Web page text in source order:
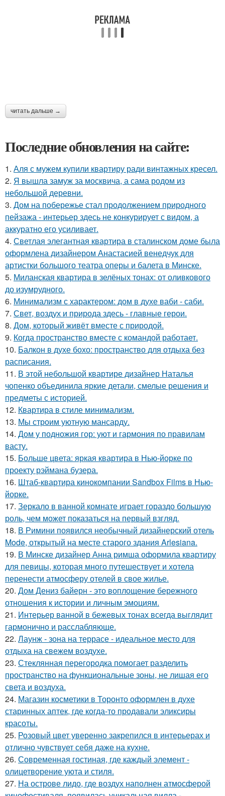
читать дальше →
Последние обновления на сайте:
1. Аля с мужем купили квартиру ради винтажных кресел.
2. Я вышла замуж за москвича, а сама родом из
небольшой деревни.
3. Дом на побережье стал продолжением природного
пейзажа - интерьер здесь не конкурирует с видом, а
аккуратно его усиливает.
4. Светлая элегантная квартира в сталинском доме была
оформлена дизайнером Анастасией венедчук для
артистки большого театра оперы и балета в Минске.
5. Миланская квартира в зелёных тонах: от оливкового
до изумрудного.
6. Минимализм с характером: дом в духе ваби - саби.
7. Свет, воздух и природа здесь - главные герои.
8. Дом, который живёт вместе с природой.
9. Когда пространство вместе с командой работает.
10. Балкон в духе бохо: пространство для отдыха без
расписания.
11. В этой небольшой квартире дизайнер Наталья
чопенко объединила яркие детали, смелые решения и
предметы с историей.
12. Квартира в стиле минимализм.
13. Мы строим уютную мансарду.
14. Дом у подножия гор: уют и гармония по правилам
васту.
15. Больше цвета: яркая квартира в Нью-йорке по
проекту рэймана бузера.
16. Штаб-квартира кинокомпании Sandbox Films в Нью-
йорке.
17. Зеркало в ванной комнате играет гораздо большую
роль, чем может показаться на первый взгляд.
18. В Римини появился необычный дизайнерский отель
Mode, открытый на месте старого здания Arlesiana.
19. В Минске дизайнер Анна римша оформила квартиру
для певицы, которая много путешествует и хотела
перенести атмосферу отелей в свое жилье.
20. Дом Дениз байерн - это воплощение бережного
отношения к истории и личным эмоциям.
21. Интерьер ванной в бежевых тонах всегда выглядит
гармонично и расслабляюще.
22. Лаунж - зона на террасе - идеальное место для
отдыха на свежем воздухе.
23. Стеклянная перегородка помогает разделить
пространство на функциональные зоны, не лишая его
света и воздуха.
24. Магазин косметики в Торонто оформлен в духе
старинных аптек, где когда-то продавали эликсиры
красоты.
25. Розовый цвет уверенно закрепился в интерьерах и
отлично чувствует себя даже на кухне.
26. Современная гостиная, где каждый элемент -
олицетворение уюта и стиля.
27. На острове лидо, где воздух наполнен атмосферой